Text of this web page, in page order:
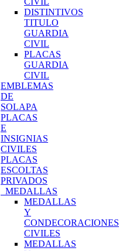
DISTINTIVOS
TITULO
GUARDIA
CIVIL
PLACAS
GUARDIA
CIVIL
EMBLEMAS
DE
SOLAPA
PLACAS
E
INSIGNIAS
CIVILES
PLACAS
ESCOLTAS
PRIVADOS
MEDALLAS
MEDALLAS
Y
CONDECORACIONES
CIVILES
MEDALLAS